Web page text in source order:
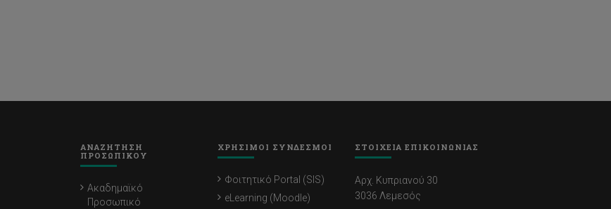
ΑΝΑΖΗΤΗΣΗ
ΠΡΟΣΩΠΙΚΟΥ
Ακαδημαϊκό
Προσωπικό
ΧΡΗΣΙΜΟΙ ΣΥΝΔΕΣΜΟΙ
Φοιτητικό Portal (SIS)
eLearning (Moodle)
ΣΤΟΙΧΕΙΑ ΕΠΙΚΟΙΝΩΝΙΑΣ
Αρχ. Κυπριανού 30
3036 Λεμεσός